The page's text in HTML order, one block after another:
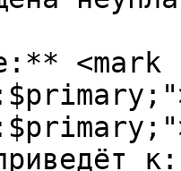
<mark